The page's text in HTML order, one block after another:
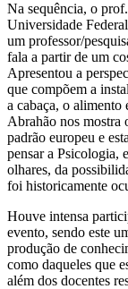
Na sequência, o
Universidade
um professor/
fala a partir de um
Apresentou a
que compõem a
a cabaça, o alimento
Abrahão nos mostra
padrão europeu e
pensar a Psicologia,
olhares, da
foi historicamente
Houve intensa
evento, sendo este
produção de
como daqueles que
além dos docentes